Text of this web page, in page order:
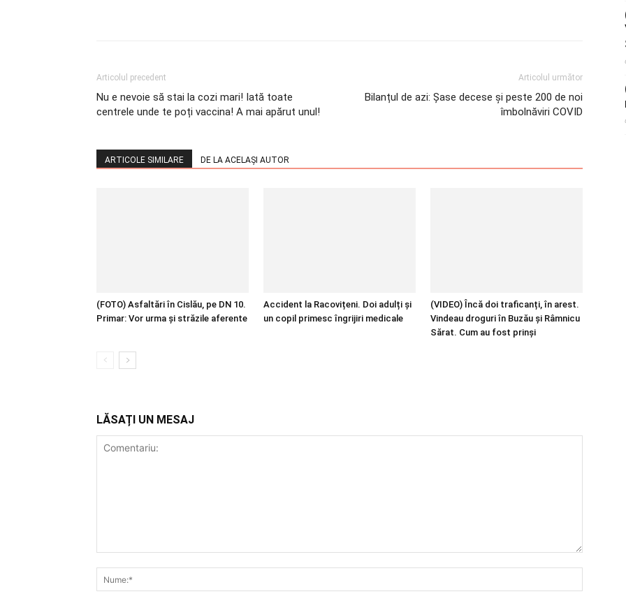
Articolul precedent
Nu e nevoie să stai la cozi mari! Iată toate
centrele unde te poți vaccina! A mai apărut unul!
Articolul următor
Bilanțul de azi: Șase decese și peste 200 de noi
îmbolnăviri COVID
ARTICOLE SIMILARE DE LA ACELAȘI AUTOR
(FOTO) Asfaltări în Cislău, pe DN 10.
Primar: Vor urma și străzile aferente
Accident la Racovițeni. Doi adulți și
un copil primesc îngrijiri medicale
(VIDEO) Încă doi traficanți, în arest.
Vindeau droguri în Buzău și Râmnicu
Sărat. Cum au fost prinși
LĂSAȚI UN MESAJ